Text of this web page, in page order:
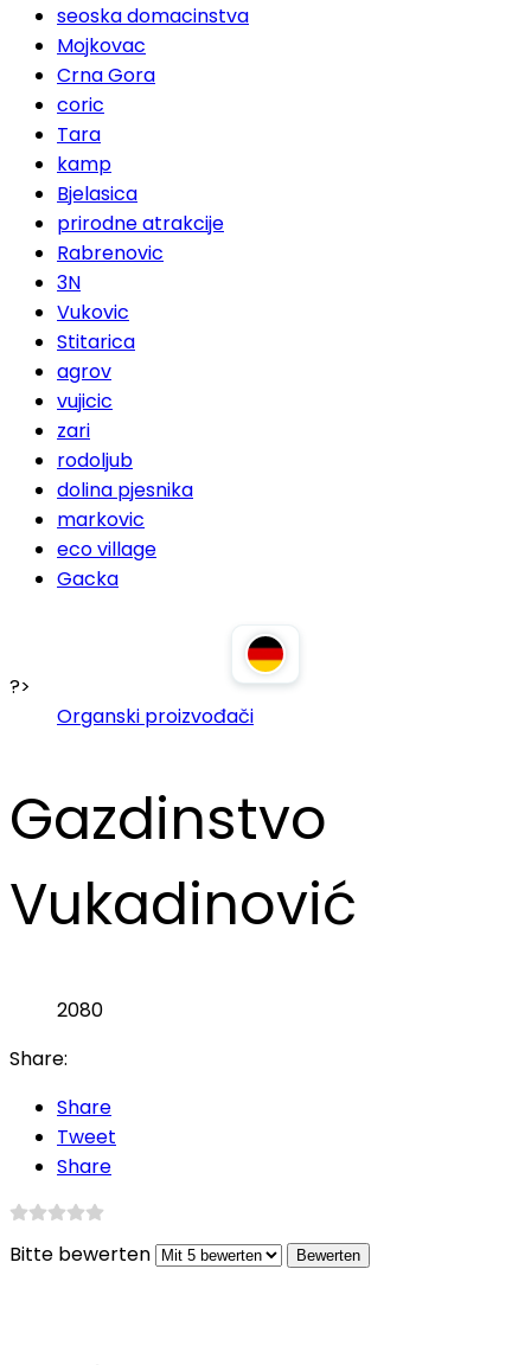
seoska domacinstva
Mojkovac
Crna Gora
coric
Tara
kamp
Bjelasica
prirodne atrakcije
Rabrenovic
3N
Vukovic
Stitarica
agrov
vujicic
zari
rodoljub
dolina pjesnika
markovic
eco village
Gacka
?>
Organski proizvođači
Gazdinstvo
Vukadinović
2080
Share:
Share
Tweet
Share
Bitte bewerten